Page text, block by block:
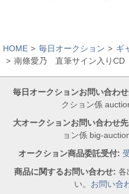
HOME 毎日オークション ギ
南條愛乃 直筆サイン入りCD
毎日オークションお問い合わ
クション係
大オークションお問い合わせ
ョン係 big-
オークション商品委託受付:
商品に関するお問い合わせ: 各
い。 お問い合